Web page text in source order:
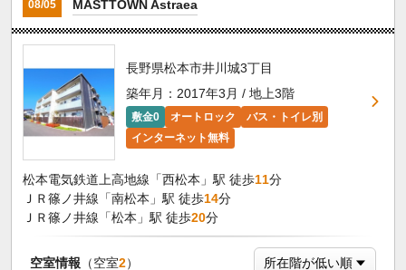
08/05 MASTTOWN Astraea
長野県松本市井川城3丁目
築年月：2017年3月 / 地上3階
敷金0 オートロック
バス・トイレ別
インターネット無料
松本電気鉄道上高地線「西松本」駅 徒歩11分
ＪＲ篠ノ井線「南松本」駅 徒歩14分
ＪＲ篠ノ井線「松本」駅 徒歩20分
空室情報 （空室2）